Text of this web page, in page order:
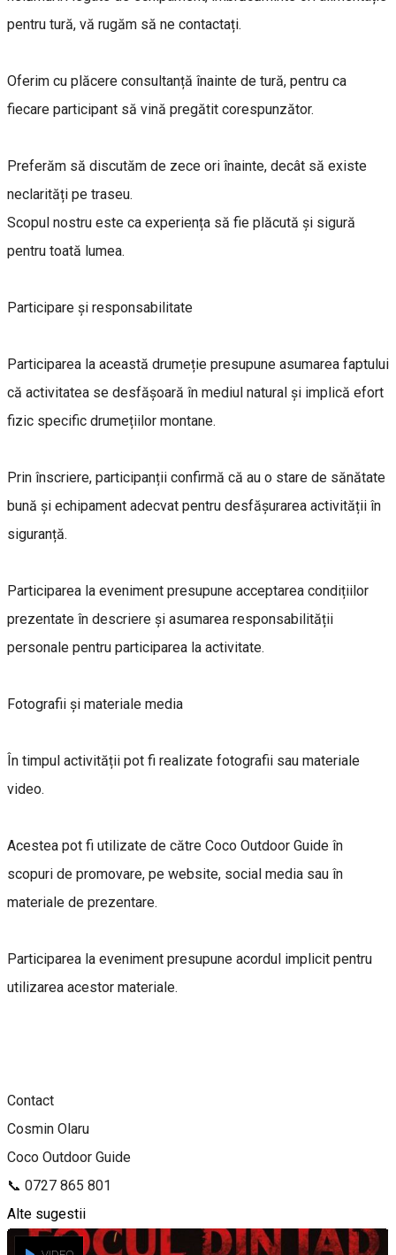
pentru tură, vă rugăm să ne contactați.
Oferim cu plăcere consultanță înainte de tură, pentru ca
fiecare participant să vină pregătit corespunzător.
Preferăm să discutăm de zece ori înainte, decât să existe
neclarități pe traseu.
Scopul nostru este ca experiența să fie plăcută și sigură
pentru toată lumea.
Participare și responsabilitate
Participarea la această drumeție presupune asumarea faptului
că activitatea se desfășoară în mediul natural și implică efort
fizic specific drumețiilor montane.
Prin înscriere, participanții confirmă că au o stare de sănătate
bună și echipament adecvat pentru desfășurarea activității în
siguranță.
Participarea la eveniment presupune acceptarea condițiilor
prezentate în descriere și asumarea responsabilității
personale pentru participarea la activitate.
Fotografii și materiale media
În timpul activității pot fi realizate fotografii sau materiale
video.
Acestea pot fi utilizate de către Coco Outdoor Guide în
scopuri de promovare, pe website, social media sau în
materiale de prezentare.
Participarea la eveniment presupune acordul implicit pentru
utilizarea acestor materiale.
Contact
Cosmin Olaru
Coco Outdoor Guide
📞 0727 865 801
Alte sugestii